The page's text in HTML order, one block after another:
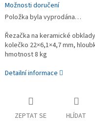
Možnosti doručení
Položka byla vyprodána…
Řezačka na keramické
kolečko 22×6,1×4,7 mm,
hmotnost 8 kg
Detailní informace
ZEPTAT SE HLÍDAT